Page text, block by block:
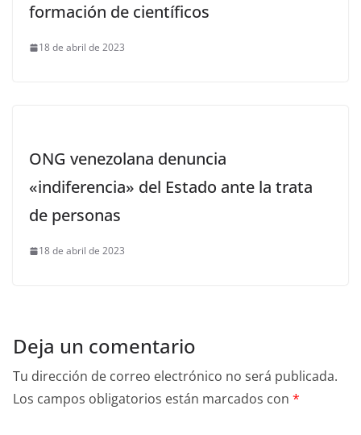
formación de científicos
18 de abril de 2023
ONG venezolana denuncia
«indiferencia» del Estado ante la trata
de personas
18 de abril de 2023
Deja un comentario
Tu dirección de correo electrónico no será publicada.
Los campos obligatorios están marcados con *